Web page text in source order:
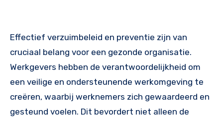
Effectief verzuimbeleid en preventie zijn van
cruciaal belang voor een gezonde organisatie.
Werkgevers hebben de verantwoordelijkheid om
een veilige en ondersteunende werkomgeving te
creëren, waarbij werknemers zich gewaardeerd en
gesteund voelen. Dit bevordert niet alleen de